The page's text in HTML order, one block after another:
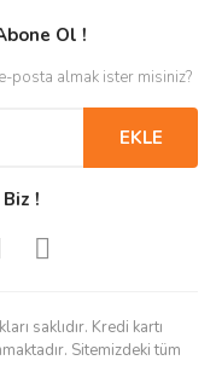
Ol !
posta almak ister misiniz?
EKLE
!
saklıdır. Kredi kartı
Sitemizdeki tüm